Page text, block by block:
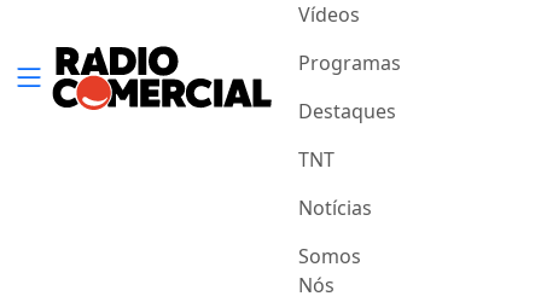
Vídeos
Programas
Destaques
TNT
Notícias
Somos
Nós